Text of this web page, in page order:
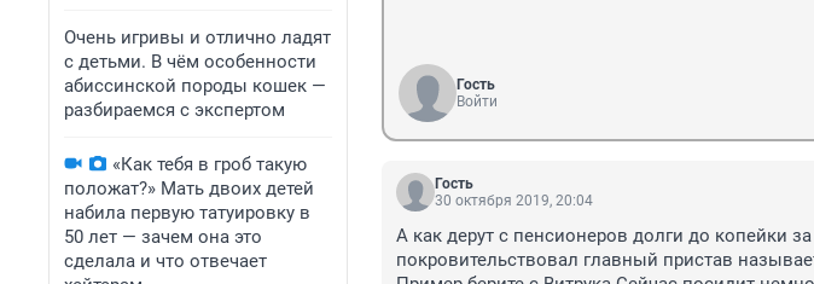
Очень игривы и отлично ладят
с детьми. В чём особенности
абиссинской породы кошек —
разбираемся с экспертом
«Как тебя в гроб такую
положат?» Мать двоих детей
набила первую татуировку в
50 лет — зачем она это
сделала и что отвечает
Гость
Войти
Гость
30 октября 2019, 20:04
А как дерут с пенсионеров долги до копейки
покровительствовал главный пристав